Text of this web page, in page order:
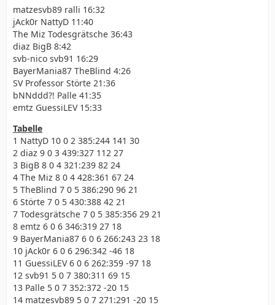
matzesvb89 ralli 16:32
jAck0r NattyD 11:40
The Miz Todesgrätsche 36:43
diaz BigB 8:42
svb-nico svb91 16:29
BayerMania87 TheBlind 4:26
SV Professor Störte 21:36
bNNddd?! Palle 41:35
emtz GuessiLEV 15:33
Tabelle
1 NattyD 10 0 2 385:244 141 30
2 diaz 9 0 3 439:327 112 27
3 BigB 8 0 4 321:239 82 24
4 The Miz 8 0 4 428:361 67 24
5 TheBlind 7 0 5 386:290 96 21
6 Störte 7 0 5 430:388 42 21
7 Todesgrätsche 7 0 5 385:356 29 21
8 emtz 6 0 6 346:319 27 18
9 BayerMania87 6 0 6 266:243 23 18
10 jAck0r 6 0 6 296:342 -46 18
11 GuessiLEV 6 0 6 262:359 -97 18
12 svb91 5 0 7 380:311 69 15
13 Palle 5 0 7 352:372 -20 15
14 matzesvb89 5 0 7 271:291 -20 15